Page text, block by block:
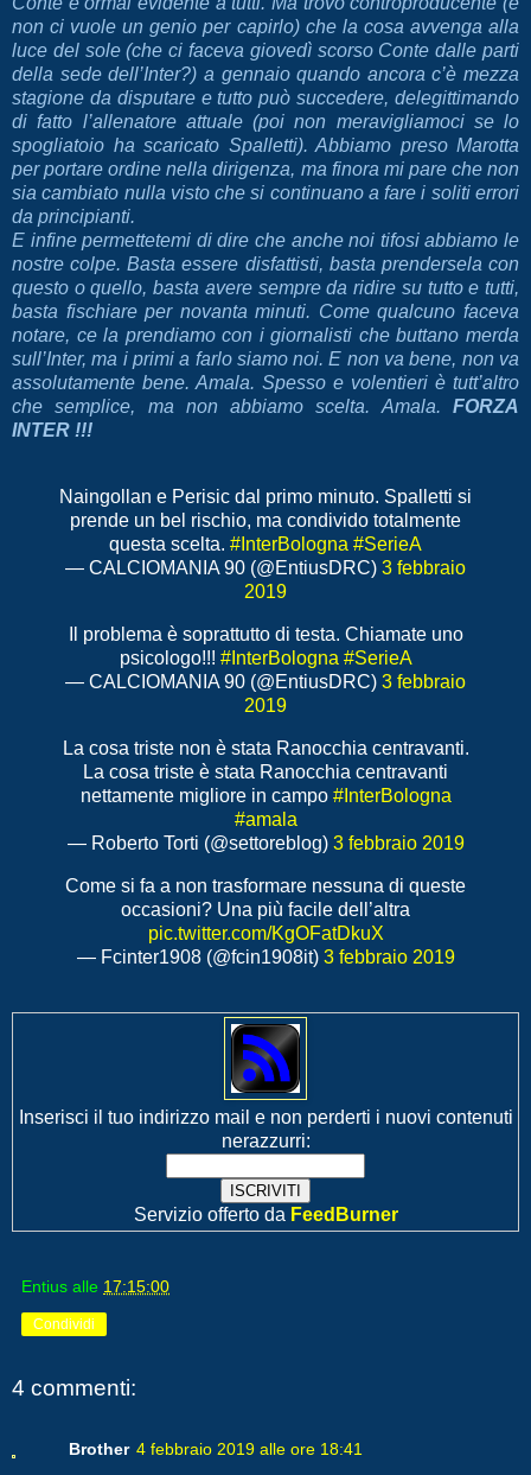
non ci vuole un genio per capirlo) che la cosa avvenga alla
luce del sole (che ci faceva giovedì scorso Conte dalle parti
della sede dell’Inter?) a gennaio quando ancora c’è mezza
stagione da disputare e tutto può succedere, delegittimando
di fatto l’allenatore attuale (poi non meravigliamoci se lo
spogliatoio ha scaricato Spalletti). Abbiamo preso Marotta
per portare ordine nella dirigenza, ma finora mi pare che non
sia cambiato nulla visto che si continuano a fare i soliti errori
da principianti.
E infine permettetemi di dire che anche noi tifosi abbiamo le
nostre colpe. Basta essere disfattisti, basta prendersela con
questo o quello, basta avere sempre da ridire su tutto e tutti,
basta fischiare per novanta minuti. Come qualcuno faceva
notare, ce la prendiamo con i giornalisti che buttano merda
sull’Inter, ma i primi a farlo siamo noi. E non va bene, non va
assolutamente bene. Amala. Spesso e volentieri è tutt’altro
che semplice, ma non abbiamo scelta. Amala. FORZA
INTER !!!
Naingollan e Perisic dal primo minuto. Spalletti si
prende un bel rischio, ma condivido totalmente
questa scelta. #InterBologna #SerieA
— CALCIOMANIA 90 (@EntiusDRC) 3 febbraio
2019
Il problema è soprattutto di testa. Chiamate uno
psicologo!!! #InterBologna #SerieA
— CALCIOMANIA 90 (@EntiusDRC) 3 febbraio
2019
La cosa triste non è stata Ranocchia centravanti.
La cosa triste è stata Ranocchia centravanti
nettamente migliore in campo #InterBologna
#amala
— Roberto Torti (@settoreblog) 3 febbraio 2019
Come si fa a non trasformare nessuna di queste
occasioni? Una più facile dell’altra
pic.twitter.com/KgOFatDkuX
— Fcinter1908 (@fcin1908it) 3 febbraio 2019
Inserisci il tuo indirizzo mail e non perderti i nuovi contenuti
nerazzurri:
Servizio offerto da FeedBurner
Entius alle 17:15:00
Condividi
4 commenti:
Brother 4 febbraio 2019 alle ore 18:41